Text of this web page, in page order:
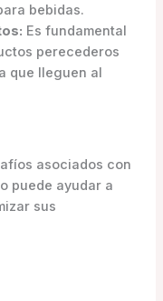
bebidas.
Es fundamental
perecederos
que lleguen al
asociados con
puede ayudar a
sus